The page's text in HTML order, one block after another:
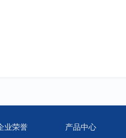
产品中心
业荣誉